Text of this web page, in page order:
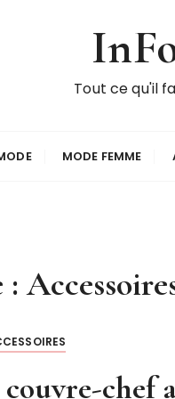
Tout ce qu'il
MODE FEMME
:
chef